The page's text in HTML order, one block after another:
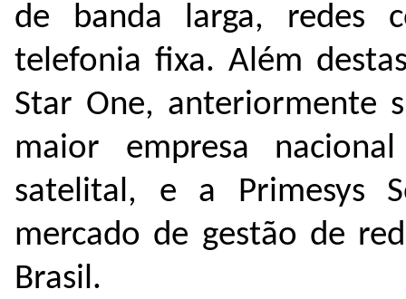
de banda larga, redes
telefonia fixa. Além
Star One, anteriormente
maior empresa
satelital, e a Primesys
mercado de gestão de
Brasil.